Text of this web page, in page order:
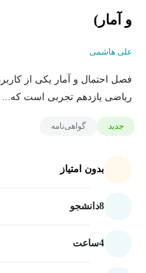
و آمار)
علی هاشمی
فصل احتمال و آمار یکی از
ریاضی یازدهم تجربی است که...
جدید گواهی‌نامه
بدون امتیاز
8دانشجو
4ساعت